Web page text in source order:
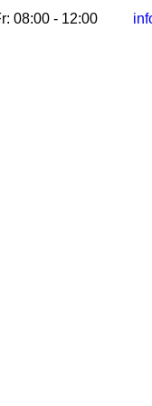
08:00 - 12:00